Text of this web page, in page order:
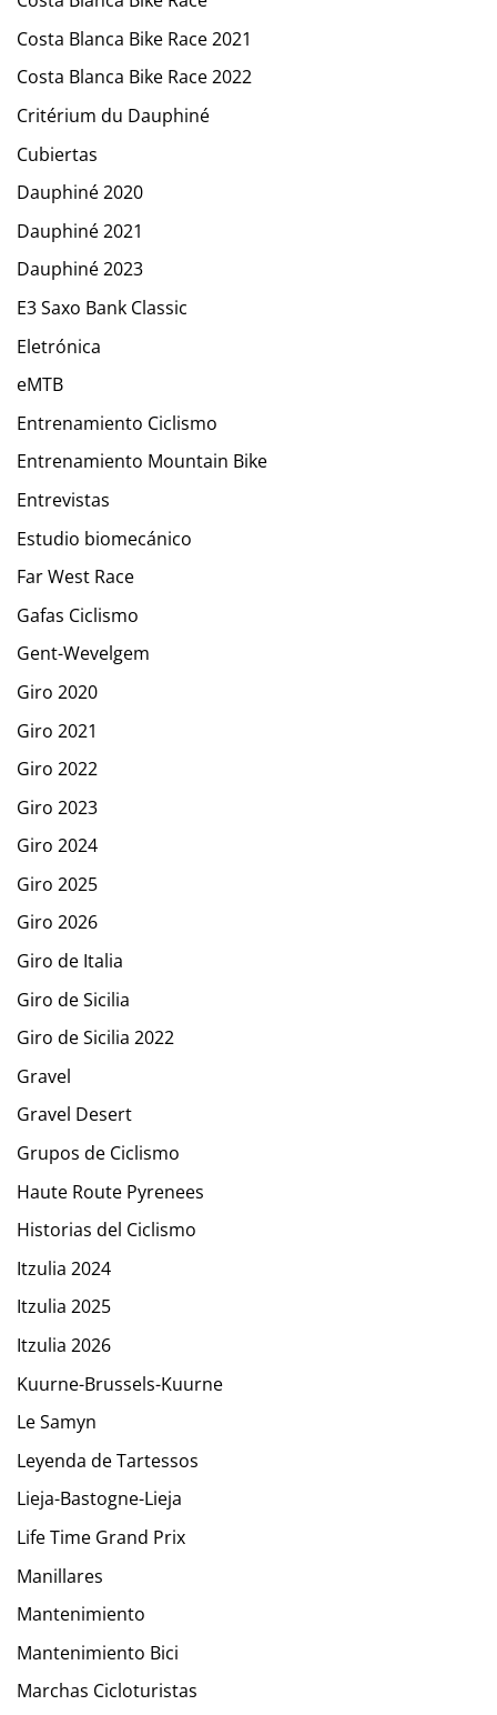
Costa Blanca Bike Race 2021
Costa Blanca Bike Race 2022
Critérium du Dauphiné
Cubiertas
Dauphiné 2020
Dauphiné 2021
Dauphiné 2023
E3 Saxo Bank Classic
Eletrónica
eMTB
Entrenamiento Ciclismo
Entrenamiento Mountain Bike
Entrevistas
Estudio biomecánico
Far West Race
Gafas Ciclismo
Gent-Wevelgem
Giro 2020
Giro 2021
Giro 2022
Giro 2023
Giro 2024
Giro 2025
Giro 2026
Giro de Italia
Giro de Sicilia
Giro de Sicilia 2022
Gravel
Gravel Desert
Grupos de Ciclismo
Haute Route Pyrenees
Historias del Ciclismo
Itzulia 2024
Itzulia 2025
Itzulia 2026
Kuurne-Brussels-Kuurne
Le Samyn
Leyenda de Tartessos
Lieja-Bastogne-Lieja
Life Time Grand Prix
Manillares
Mantenimiento
Mantenimiento Bici
Marchas Cicloturistas